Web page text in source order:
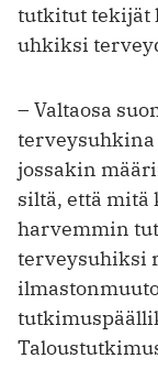
tutkitut tekijät
uhkiksi
– Valtaosa
jossakin
siltä, että mitä
harvemmin
terveysuhiksi